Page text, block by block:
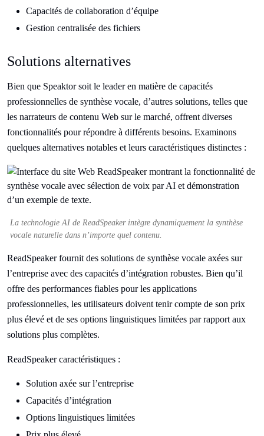
Capacités de collaboration d’équipe
Gestion centralisée des fichiers
Solutions alternatives
Bien que Speaktor soit le leader en matière de capacités
professionnelles de synthèse vocale, d’autres solutions, telles que
les narrateurs de contenu Web sur le marché, offrent diverses
fonctionnalités pour répondre à différents besoins. Examinons
quelques alternatives notables et leurs caractéristiques distinctes :
La technologie AI de ReadSpeaker intègre dynamiquement la synthèse
vocale naturelle dans n’importe quel contenu.
ReadSpeaker fournit des solutions de synthèse vocale axées sur
l’entreprise avec des capacités d’intégration robustes. Bien qu’il
offre des performances fiables pour les applications
professionnelles, les utilisateurs doivent tenir compte de son prix
plus élevé et de ses options linguistiques limitées par rapport aux
solutions plus complètes.
ReadSpeaker caractéristiques :
Solution axée sur l’entreprise
Capacités d’intégration
Options linguistiques limitées